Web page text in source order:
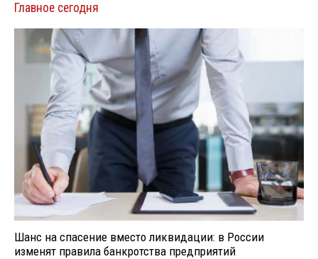
Главное сегодня
Шанс на спасение вместо ликвидации: в России
изменят правила банкротства предприятий